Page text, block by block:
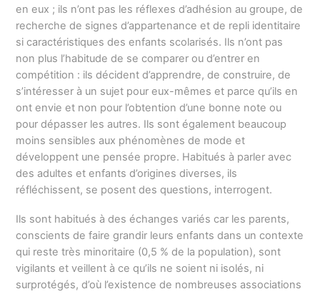
en eux ; ils n’ont pas les réflexes d’adhésion au groupe, de
recherche de signes d’appartenance et de repli identitaire
si caractéristiques des enfants scolarisés. Ils n’ont pas
non plus l’habitude de se comparer ou d’entrer en
compétition : ils décident d’apprendre, de construire, de
s’intéresser à un sujet pour eux-mêmes et parce qu’ils en
ont envie et non pour l’obtention d’une bonne note ou
pour dépasser les autres. Ils sont également beaucoup
moins sensibles aux phénomènes de mode et
développent une pensée propre. Habitués à parler avec
des adultes et enfants d’origines diverses, ils
réfléchissent, se posent des questions, interrogent.
Ils sont habitués à des échanges variés car les parents,
conscients de faire grandir leurs enfants dans un contexte
qui reste très minoritaire (0,5 % de la population), sont
vigilants et veillent à ce qu’ils ne soient ni isolés, ni
surprotégés, d’où l’existence de nombreuses associations